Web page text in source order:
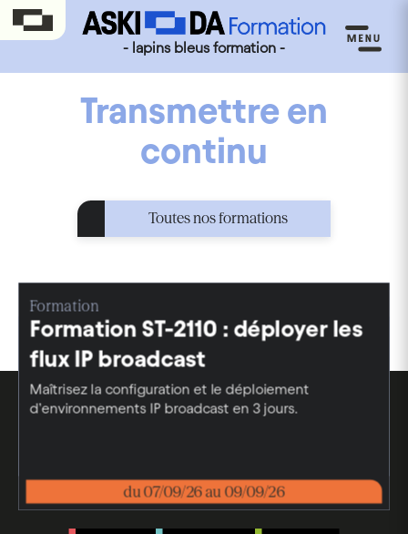
- lapins bleus formation -
Transmettre en
continu
Toutes nos formations
Formation
Formation ST-2110 : déployer les
flux IP broadcast
Maîtrisez la configuration et le déploiement
d’environnements IP broadcast en 3 jours.
du 07/09/26 au 09/09/26